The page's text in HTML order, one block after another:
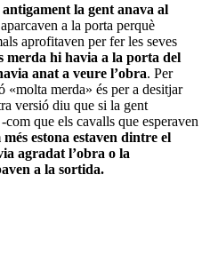
la gent anava al
a la porta perquè
aprofitaven per fer les seves
merda hi havia a la porta del
anat a veure l’obra. Per
«molta merda» és per a desitjar
versió diu que si la gent
que els cavalls que esperaven
més estona estaven dintre el
agradat l’obra o la
a la sortida.